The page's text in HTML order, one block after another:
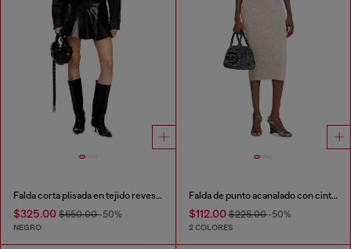
Falda corta plisada en tejido revestido
$325.00 $650.00-50%
NEGRO
Falda de punto acanalado con cinturilla en contraste
$112.00$225.00-50%
2 COLORES